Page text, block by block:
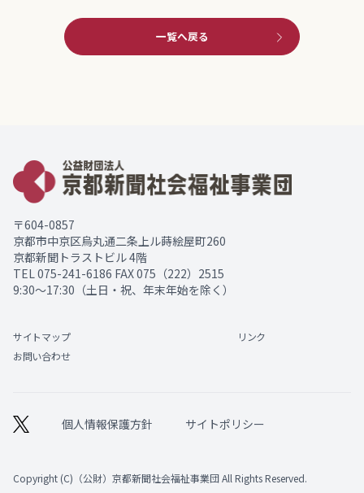
一覧へ戻る
〒604-0857
京都市中京区烏丸通二条上ル蒔絵屋町260
京都新聞トラストビル 4階
TEL 075-241-6186 FAX 075（222）2515
9:30～17:30（土日・祝、年末年始を除く）
サイトマップ
リンク
お問い合わせ
個人情報保護方針 サイトポリシー
Copyright (C)（公財）京都新聞社会福祉事業団 All Rights Reserved.